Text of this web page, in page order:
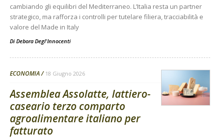
cambiando gli equilibri del Mediterraneo. L’Italia resta un partner
strategico, ma rafforza i controlli per tutelare filiera, tracciabilità e
valore del Made in Italy
Di Debora Degl'Innocenti
ECONOMIA 18 Giugno 2026
Assemblea Assolatte, lattiero-
caseario terzo comparto
agroalimentare italiano per
fatturato